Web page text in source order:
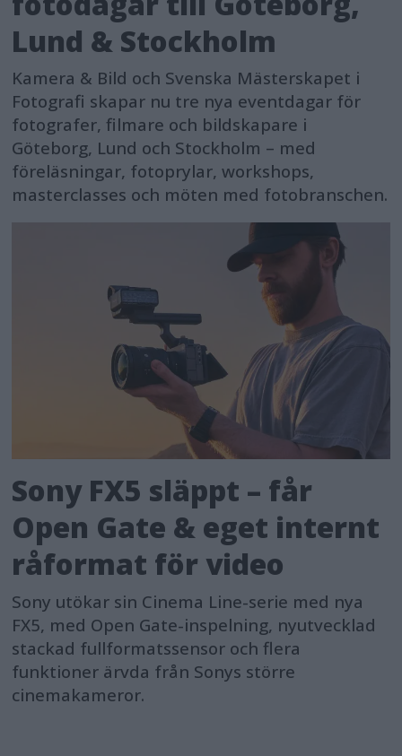
Lund & Stockholm
Kamera & Bild och Svenska Mästerskapet i
Fotografi skapar nu tre nya eventdagar för
fotografer, filmare och bildskapare i
Göteborg, Lund och Stockholm – med
föreläsningar, fotoprylar, workshops,
masterclasses och möten med fotobranschen.
Sony FX5 släppt – får
Open Gate & eget internt
råformat för video
Sony utökar sin Cinema Line-serie med nya
FX5, med Open Gate-inspelning, nyutvecklad
stackad fullformatssensor och flera
funktioner ärvda från Sonys större
cinemakameror.